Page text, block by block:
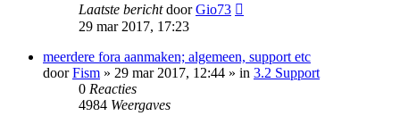
Laatste berichtdoorGio73
29 mar 2017, 17:23
meerdere fora aanmaken; algemeen, support etc
doorFism » 29 mar 2017, 12:44 » in 3.2 Support
0 Reacties
4984 Weergaves